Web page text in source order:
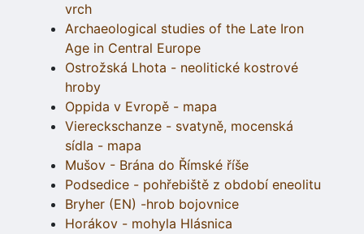
vrch
Archaeological studies of the Late Iron
Age in Central Europe
Ostrožská Lhota - neolitické kostrové
hroby
Oppida v Evropě - mapa
Viereckschanze - svatyně, mocenská
sídla - mapa
Mušov - Brána do Římské říše
Podsedice - pohřebiště z období eneolitu
Bryher (EN) -hrob bojovnice
Horákov - mohyla Hlásnica